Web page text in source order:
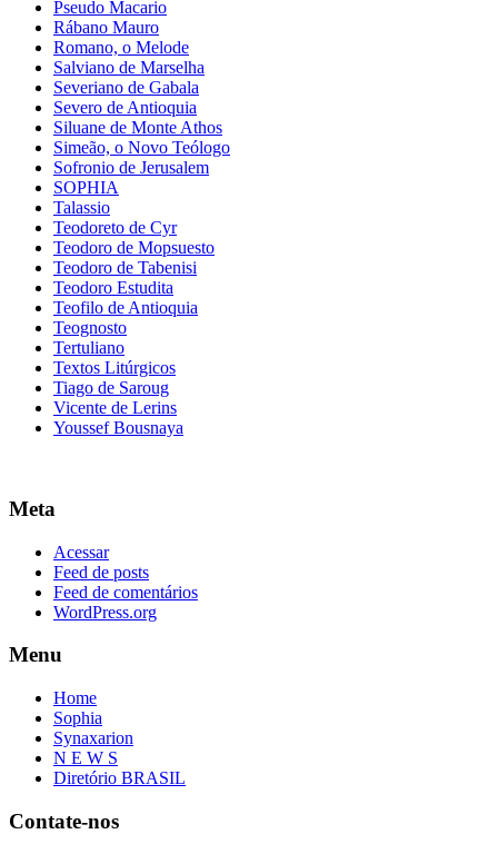
Pseudo Macario
Rábano Mauro
Romano, o Melode
Salviano de Marselha
Severiano de Gabala
Severo de Antioquia
Siluane de Monte Athos
Simeão, o Novo Teólogo
Sofronio de Jerusalem
SOPHIA
Talassio
Teodoreto de Cyr
Teodoro de Mopsuesto
Teodoro de Tabenisi
Teodoro Estudita
Teofilo de Antioquia
Teognosto
Tertuliano
Textos Litúrgicos
Tiago de Saroug
Vicente de Lerins
Youssef Bousnaya
Meta
Acessar
Feed de posts
Feed de comentários
WordPress.org
Menu
Home
Sophia
Synaxarion
N E W S
Diretório BRASIL
Contate-nos